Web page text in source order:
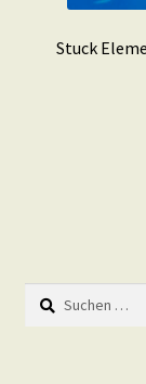
Stuck
Suchen
nach: